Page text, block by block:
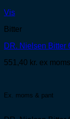
Vis
Bitter
DR. Nielsen Bitter
551,40 kr. ex moms
Ex. moms & pant